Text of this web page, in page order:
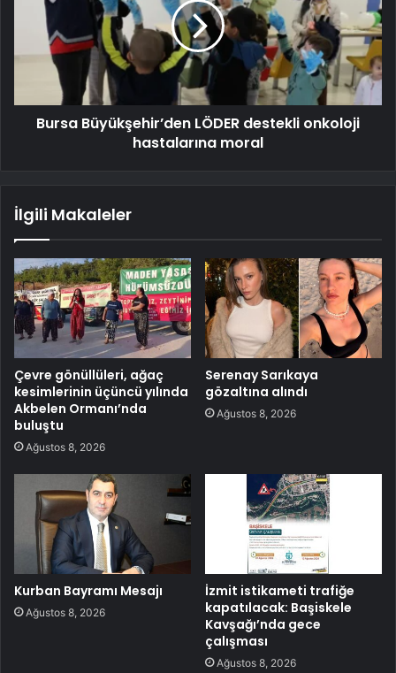
Bursa Büyükşehir’den LÖDER destekli onkoloji
hastalarına moral
İlgili Makaleler
Çevre gönüllüleri, ağaç
kesimlerinin üçüncü yılında
Akbelen Ormanı’nda
buluştu
Ağustos 8, 2026
Serenay Sarıkaya
gözaltına alındı
Ağustos 8, 2026
Kurban Bayramı Mesajı
Ağustos 8, 2026
İzmit istikameti trafiğe
kapatılacak: Başiskele
Kavşağı’nda gece
çalışması
Ağustos 8, 2026